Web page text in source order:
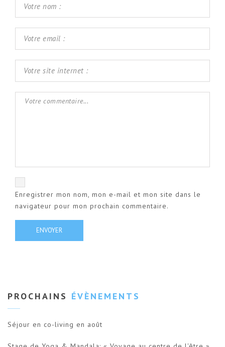
Enregistrer mon nom, mon e-mail et mon site dans le
navigateur pour mon prochain commentaire.
PROCHAINS ÉVÈNEMENTS
Séjour en co-living en août